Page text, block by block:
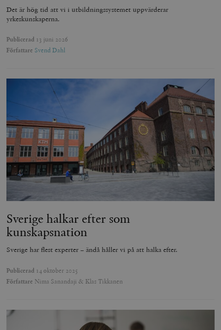
Det är hög tid att vi i utbildningssystemet uppvärderar
yrkeskunskaperna.
Publicerad 13 juni 2026
Författare Svend Dahl
Sverige halkar efter som
kunskapsnation
Sverige har flest experter – ändå håller vi på att halka efter.
Publicerad 14 oktober 2025
Författare Nima Sanandaji & Klas Tikkanen